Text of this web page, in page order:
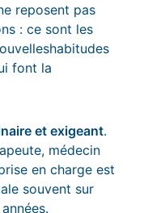
reposent pas
: ce sont les
font la
et exigeant.
médecin
en charge est
souvent sur